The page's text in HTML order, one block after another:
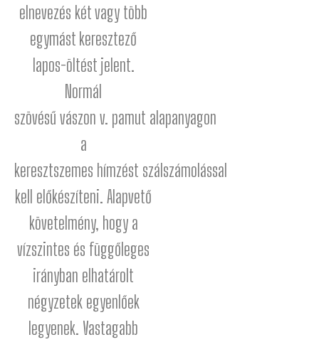
elnevezés két vagy több
egymást keresztező
lapos-öltést jelent.
Normál
szövésű vászon v. pamut alapanyagon
a
keresztszemes hímzést szálszámolással
kell előkészíteni. Alapvető
követelmény, hogy a
vízszintes és függőleges
irányban elhatárolt
négyzetek egyenlőek
legyenek. Vastagabb